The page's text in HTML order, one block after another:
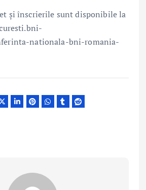
și înscrierile sunt disponibile la
nationala-bni-romania-